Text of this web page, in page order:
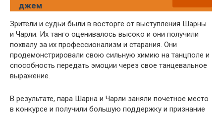
джем
Зрители и судьи были в восторге от выступления Шарны
и Чарли. Их танго оценивалось высоко и они получили
похвалу за их профессионализм и старания. Они
продемонстрировали свою сильную химию на танцполе и
способность передать эмоции через свое танцевальное
выражение.
В результате, пара Шарна и Чарли заняли почетное место
в конкурсе и получили большую поддержку и признание